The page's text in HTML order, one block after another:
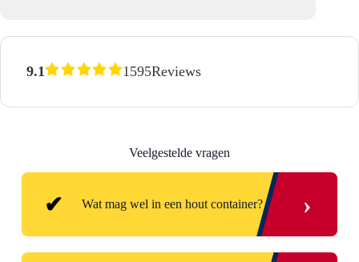
9.1 1595Reviews
Veelgestelde vragen
Wat mag wel in een hout container? ›